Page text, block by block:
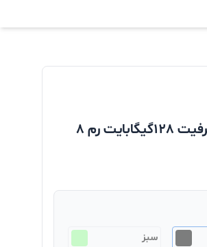
گوشی موبایل گوگل پیکسل مدل Google Pixel 6 5G با ظرفیت 128گیگابایت رم 8
سبز